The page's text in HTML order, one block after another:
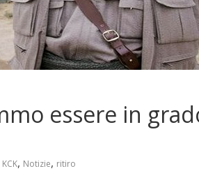
essere in
KCK, Notizie, ritiro